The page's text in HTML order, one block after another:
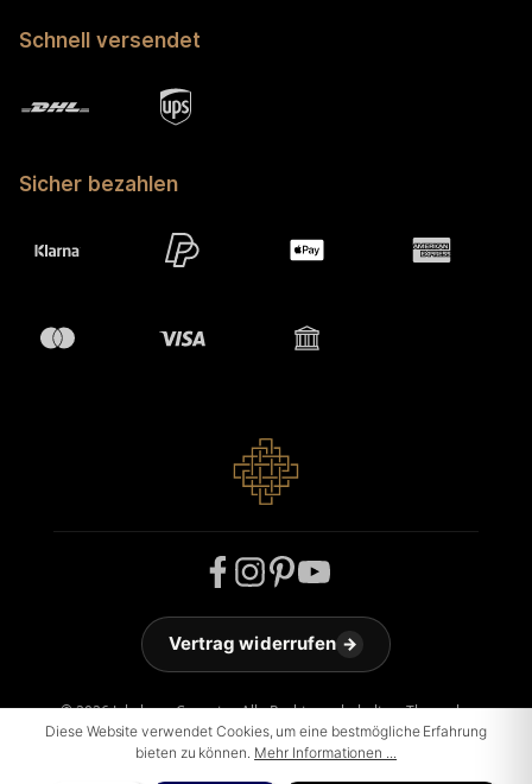
Schnell versendet
Sicher bezahlen
© 2026 Jakobson Carpets - Alle Rechte vorbehalten. Theme by
ThemeWare®
Vertrag widerrufen →
Diese Website verwendet Cookies, um eine bestmögliche Erfahrung
bieten zu können. Mehr Informationen ...